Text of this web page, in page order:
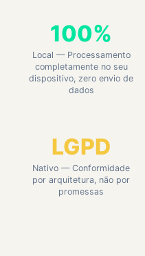
100%
Local — Processamento
completamente no seu
dispositivo, zero envio de
dados
LGPD
Nativo — Conformidade
por arquitetura, não por
promessas